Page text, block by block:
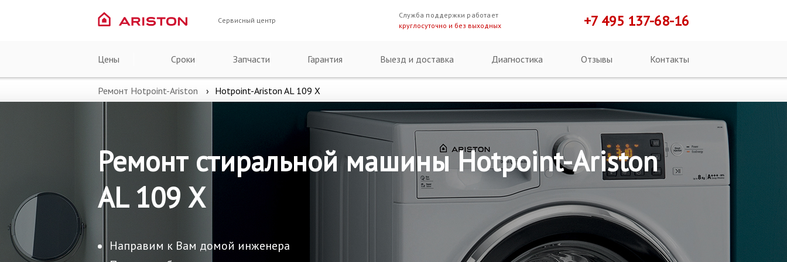
Сервисный центр
Служба поддержки работает
круглосуточно и без выходных
+7 495 137-68-16
Цены Сроки Запчасти Гарантия Выезд и доставка Диагностика Отзывы Контакты
Ремонт Hotpoint-Ariston Hotpoint-Ariston AL 109 X
Ремонт стиральной машины Hotpoint-Ariston
AL 109 X
Направим к Вам домой инженера